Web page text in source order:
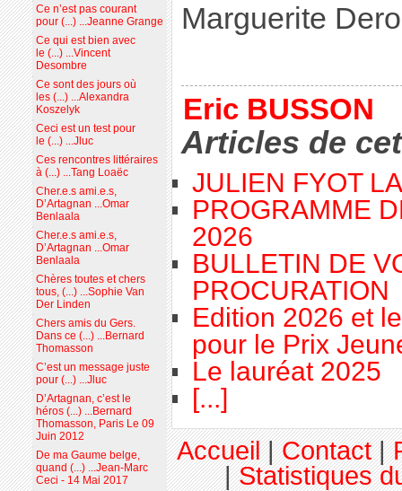
Marguerite Dero
Eric BUSSON
Articles de
JULIEN FYOT
PROGRAMME
2026
BULLETIN DE
PROCURATION
Edition 2026 et
pour le Prix
Le lauréat 2025
[...]
Ce n’est pas courant
pour (...) ...Jeanne Grange
Ce qui est bien avec
le (...) ...Vincent
Desombre
Ce sont des jours où
les (...) ...Alexandra
Koszelyk
Ceci est un test pour
le (...) ...Jluc
Ces rencontres littéraires
à (...) ...Tang Loaëc
Cher.e.s ami.e.s,
D’Artagnan ...Omar
Benlaala
Cher.e.s ami.e.s,
D’Artagnan ...Omar
Benlaala
Chères toutes et chers
tous, (...) ...Sophie Van
Der Linden
Chers amis du Gers.
Dans ce (...) ...Bernard
Thomasson
C’est un message juste
pour (...) ...Jluc
D’Artagnan, c’est le
héros (...) ...Bernard
Thomasson, Paris Le 09
Juin 2012
De ma Gaume belge,
quand (...) ...Jean-Marc
Ceci - 14 Mai 2017
Accueil|Contact|
|Statistiques